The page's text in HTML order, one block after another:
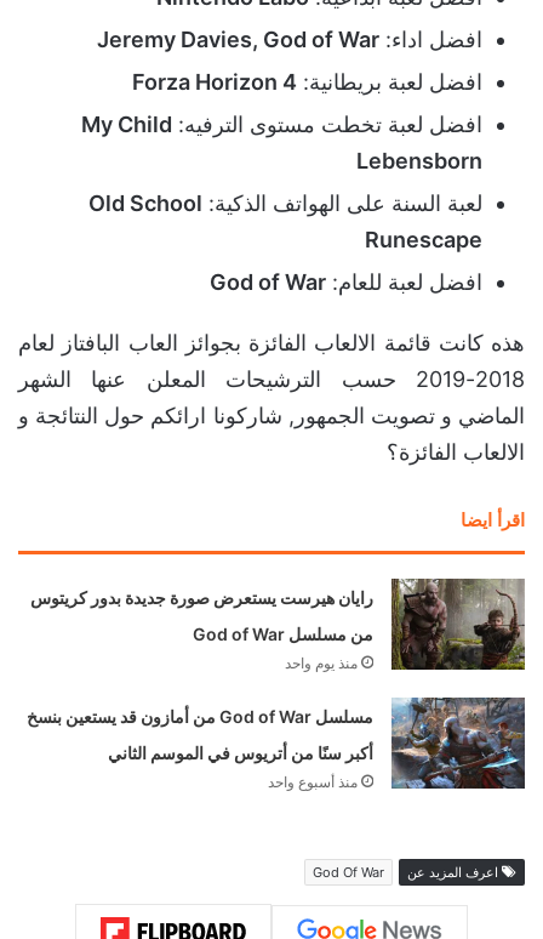
افضل اداء: Jeremy Davies, God of War
افضل لعبة بريطانية: Forza Horizon 4
افضل لعبة تخطت مستوى الترفيه: My Child
Lebensborn
لعبة السنة على الهواتف الذكية: Old School
Runescape
افضل لعبة للعام: God of War
هذه كانت قائمة الالعاب الفائزة بجوائز العاب البافتاز لعام
2018-2019 حسب الترشيحات المعلن عنها الشهر
الماضي و تصويت الجمهور, شاركونا ارائكم حول النتائجة و
الالعاب الفائزة؟
اقرأ ايضا
رايان هيرست يستعرض صورة جديدة بدور كريتوس
من مسلسل God of War
منذ يوم واحد
مسلسل God of War من أمازون قد يستعين بنسخ
أكبر سنًا من أتريوس في الموسم الثاني
منذ أسبوع واحد
اعرف المزيد عن God Of War